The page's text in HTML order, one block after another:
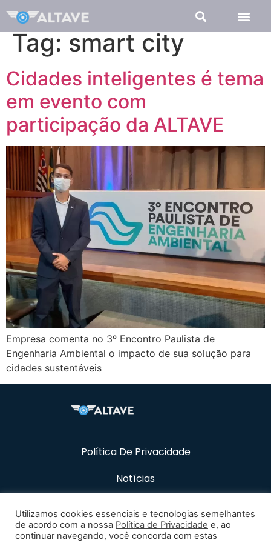
Tag: smart city
Cidades inteligentes é tema
em evento com
participação da ALTAVE
Empresa comenta no 3º Encontro Paulista de
Engenharia Ambiental o impacto de sua solução para
cidades sustentáveis
Política De Privacidade
Notícias
Carreiras
Utilizamos cookies essenciais e tecnologias semelhantes
de acordo com a nossa Política de Privacidade e, ao
continuar navegando, você concorda com estas